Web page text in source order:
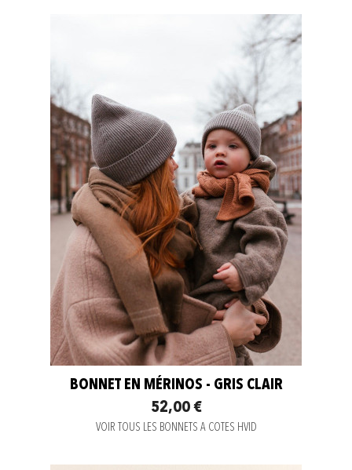
BONNET EN MÉRINOS - GRIS CLAIR
52,00 €
VOIR TOUS LES BONNETS A COTES HVID